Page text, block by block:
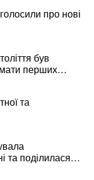
про нові
був
перших
та
та поділилася